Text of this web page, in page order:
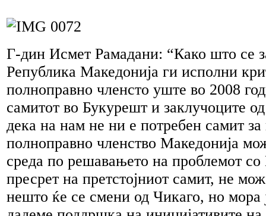
Г-дин Исмет Рамадани: “Како што се
Република Македонија ги исполни
полноправно членсто уште во 2008
самитот во Букурешт и заклучоците
дека на нам не ни е потребен самит
полноправно членство Македонија
среда по решавањето на проблемот со
пресрет на претстојниот самит, не
нешто ќе се смени од Чикаго, но мора